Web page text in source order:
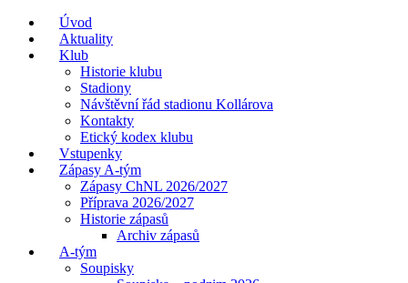
Úvod
Aktuality
Klub
Historie klubu
Stadiony
Návštěvní řád stadionu Kollárova
Kontakty
Etický kodex klubu
Vstupenky
Zápasy A-tým
Zápasy ChNL 2026/2027
Příprava 2026/2027
Historie zápasů
Archiv zápasů
A-tým
Soupisky